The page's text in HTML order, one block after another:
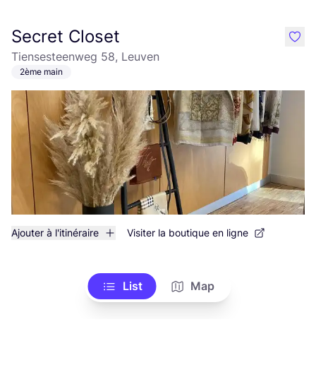
Secret Closet
Tiensesteenweg 58, Leuven
2ème main
Ajouter à l'itinéraire Visiter la boutique en ligne
like
List Map